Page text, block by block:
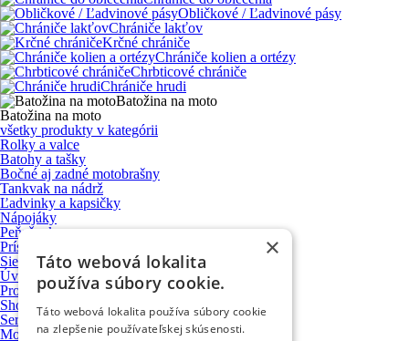
Obličkové / Ľadvinové pásy
Chrániče lakťov
Krčné chrániče
Chrániče kolien a ortézy
Chrbticové chrániče
Chrániče hrudi
Batožina na moto
Batožina na moto
všetky produkty v kategórii
Rolky a valce
Batohy a tašky
Bočné aj zadné motobrašny
Tankvak na nádrž
Ľadvinky a kapsičky
Nápojáky
Peňaženky
Príslušenstvo a upevňovacie systémy
Sieťky, úpinky a prísavky
Úvod
Produkty
Showroom
Servis motocyklov
Motocykle VOGE
×
Táto webová lokalita
používa súbory cookie.
Táto webová lokalita používa súbory cookie
na zlepšenie používateľskej skúsenosti.